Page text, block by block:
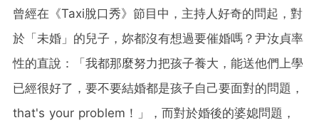
曾經在《Taxi脫口秀》節目中，主持人好奇的問起，對
於「未婚」的兒子，妳都沒有想過要催婚嗎？尹汝貞率
性的直說：「我都那麼努力把孩子養大，能送他們上學
已經很好了，要不要結婚都是孩子自己要面對的問題，
that's your problem！」，而對於婚後的婆媳問題，